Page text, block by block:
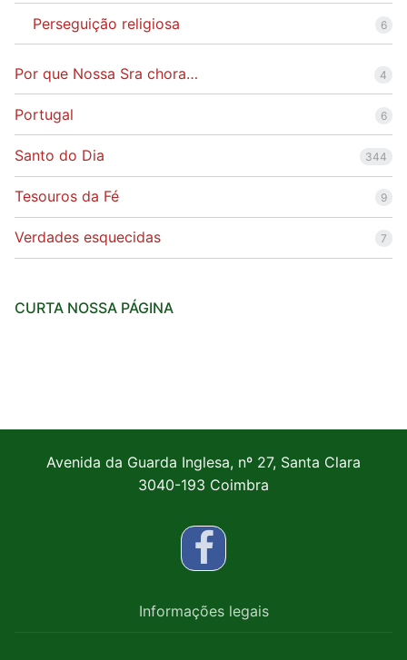
Perseguição religiosa 6
Por que Nossa Sra chora… 4
Portugal 6
Santo do Dia 344
Tesouros da Fé 9
Verdades esquecidas 7
CURTA NOSSA PÁGINA
Avenida da Guarda Inglesa, nº 27, Santa Clara
3040-193 Coimbra
Informações legais